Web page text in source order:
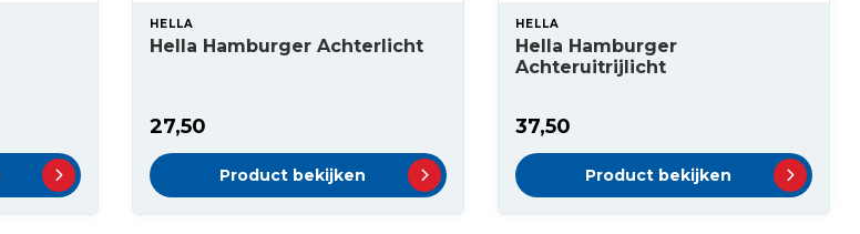
HELLA
Hella Hamburger Achterlicht
27,50
Product bekijken
HELLA
Hella Hamburger
Achteruitrijlicht
37,50
Product bekijken